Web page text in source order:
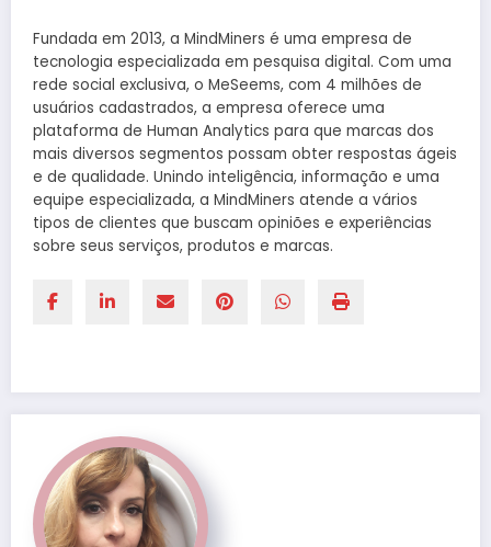
Fundada em 2013, a MindMiners é uma empresa de
tecnologia especializada em pesquisa digital. Com uma
rede social exclusiva, o MeSeems, com 4 milhões de
usuários cadastrados, a empresa oferece uma
plataforma de Human Analytics para que marcas dos
mais diversos segmentos possam obter respostas ágeis
e de qualidade. Unindo inteligência, informação e uma
equipe especializada, a MindMiners atende a vários
tipos de clientes que buscam opiniões e experiências
sobre seus serviços, produtos e marcas.